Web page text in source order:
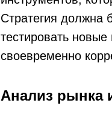
Стратегия должна
тестировать новые
своевременно
Анализ рынка